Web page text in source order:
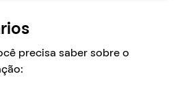
precisa saber sobre o